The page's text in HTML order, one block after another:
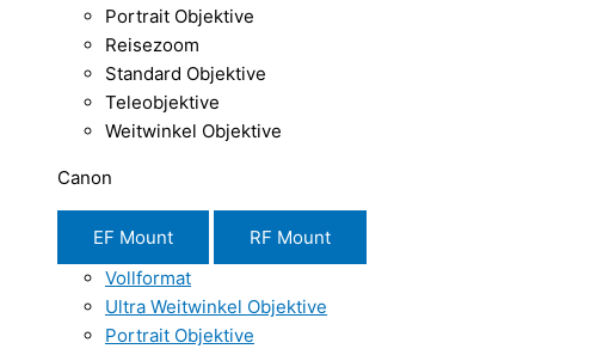
Portrait Objektive
Reisezoom
Standard Objektive
Teleobjektive
Weitwinkel Objektive
Canon
EF Mount
RF Mount
Vollformat
Ultra Weitwinkel Objektive
Portrait Objektive